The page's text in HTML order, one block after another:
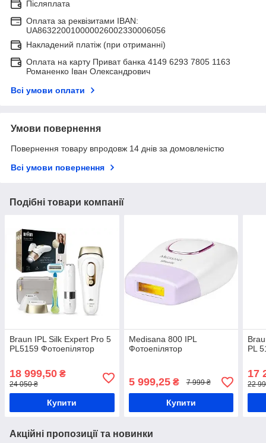
Післяплата
Оплата за реквізитами IBAN:
UA863220010000026002330006056
Накладений платіж (при отриманні)
Оплата на карту Приват банка 4149 6293 7805 1163
Романенко Іван Олександрович
Всі умови оплати
Умови повернення
Повернення товару впродовж 14 днів за домовленістю
Всі умови повернення
Подібні товари компанії
Braun IPL Silk Expert Pro 5
PL5159 Фотоепілятор
18 999,50 ₴
24 050 ₴
Купити
Medisana 800 IPL
Фотоепілятор
5 999,25₴ 7 999 ₴
Купити
PL
17
22
Акційні пропозиції та новинки